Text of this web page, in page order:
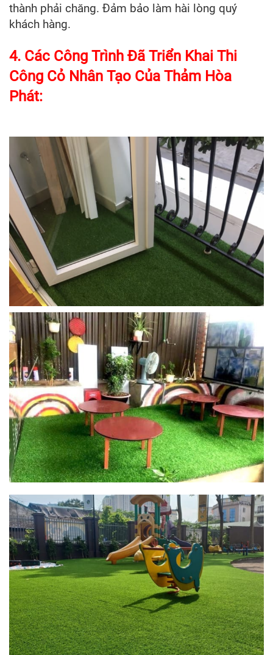
thành phải chăng. Đảm bảo làm hài lòng quý
khách hàng.
4. Các Công Trình Đã Triển Khai Thi
Công Cỏ Nhân Tạo Của Thảm Hòa
Phát: